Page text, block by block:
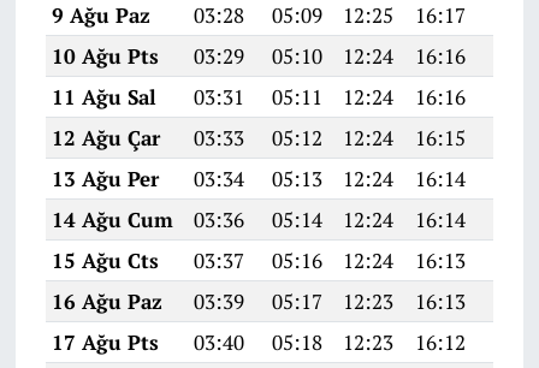
9 Ağu Paz
03:28 05:09 12:25 16:17
10 Ağu Pts
03:29 05:10 12:24 16:16
11 Ağu Sal
03:31 05:11 12:24 16:16
12 Ağu Çar
03:33 05:12 12:24 16:15
13 Ağu Per
03:34 05:13 12:24 16:14
14 Ağu Cum
03:36 05:14 12:24 16:14
15 Ağu Cts
03:37 05:16 12:24 16:13
16 Ağu Paz
03:39 05:17 12:23 16:13
17 Ağu Pts
03:40 05:18 12:23 16:12